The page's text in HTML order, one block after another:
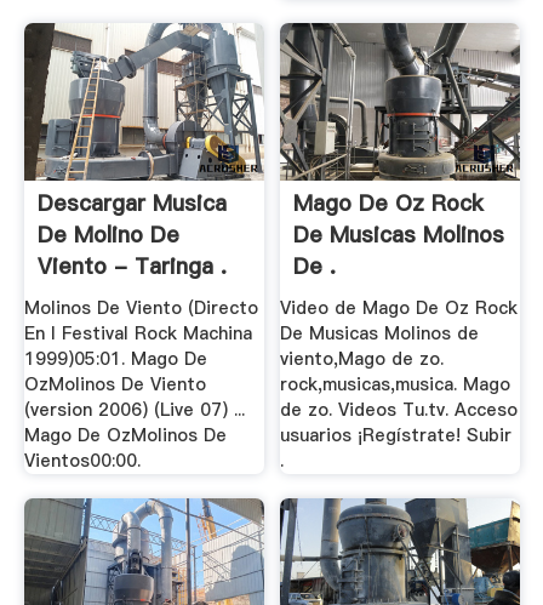
Descargar Musica
De Molino De
Viento - Taringa .
Molinos De Viento (Directo
En I Festival Rock Machina
1999)05:01. Mago De
OzMolinos De Viento
(version 2006) (Live 07) ...
Mago De OzMolinos De
Vientos00:00.
Mago De Oz Rock
De Musicas Molinos
De .
Video de Mago De Oz Rock
De Musicas Molinos de
viento,Mago de zo.
rock,musicas,musica. Mago
de zo. Videos Tu.tv. Acceso
usuarios ¡Regístrate! Subir
.